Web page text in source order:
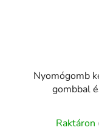
Nyomógomb
gombbal
Raktáron